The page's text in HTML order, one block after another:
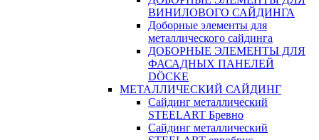
ВИНИЛОВОГО САЙДИНГА
Доборные элементы для
металлического сайдинга
ДОБОРНЫЕ ЭЛЕМЕНТЫ ДЛЯ
ФАСАДНЫХ ПАНЕЛЕЙ
DÖCKE
МЕТАЛЛИЧЕСКИЙ САЙДИНГ
Сайдинг металлический
STEELART Бревно
Сайдинг металлический